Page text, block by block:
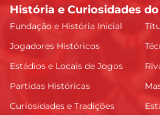
História e Curiosidades
Fundação e História Inicial
Jogadores Históricos
Estádios e Locais de Jogos
Partidas Históricas
Curiosidades e Tradições